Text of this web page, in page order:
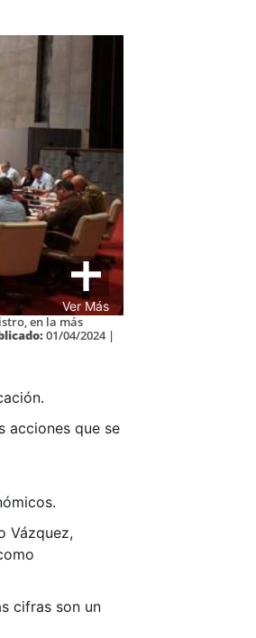
Ver Más
en la más
01/04/2024 |
acciones que se
Vázquez,
cifras son un